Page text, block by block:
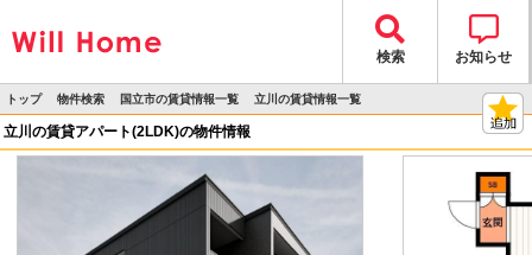
検索 お知らせ
トップ
>
物件検索
>
国立市の賃貸情報一覧
>
立川の賃貸情報一覧
>
立川の賃貸アパート(2LDK)の物件情報